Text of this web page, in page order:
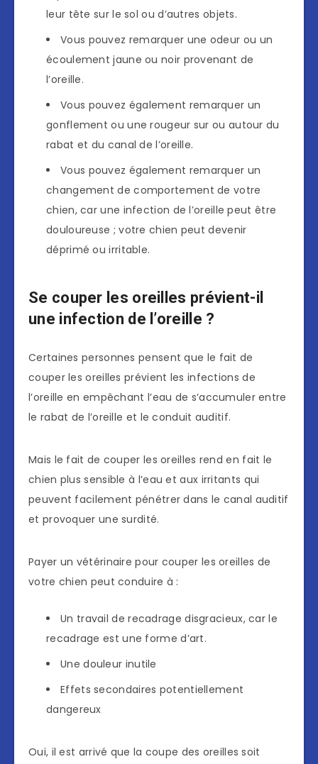
leur tête sur le sol ou d’autres objets.
Vous pouvez remarquer une odeur ou un
écoulement jaune ou noir provenant de
l’oreille.
Vous pouvez également remarquer un
gonflement ou une rougeur sur ou autour du
rabat et du canal de l’oreille.
Vous pouvez également remarquer un
changement de comportement de votre
chien, car une infection de l’oreille peut être
douloureuse ; votre chien peut devenir
déprimé ou irritable.
Se couper les oreilles prévient-il
une infection de l’oreille ?
Certaines personnes pensent que le fait de
couper les oreilles prévient les infections de
l’oreille en empêchant l’eau de s’accumuler entre
le rabat de l’oreille et le conduit auditif.
Mais le fait de couper les oreilles rend en fait le
chien plus sensible à l’eau et aux irritants qui
peuvent facilement pénétrer dans le canal auditif
et provoquer une surdité.
Payer un vétérinaire pour couper les oreilles de
votre chien peut conduire à :
Un travail de recadrage disgracieux, car le
recadrage est une forme d’art.
Une douleur inutile
Effets secondaires potentiellement
dangereux
Oui, il est arrivé que la coupe des oreilles soit